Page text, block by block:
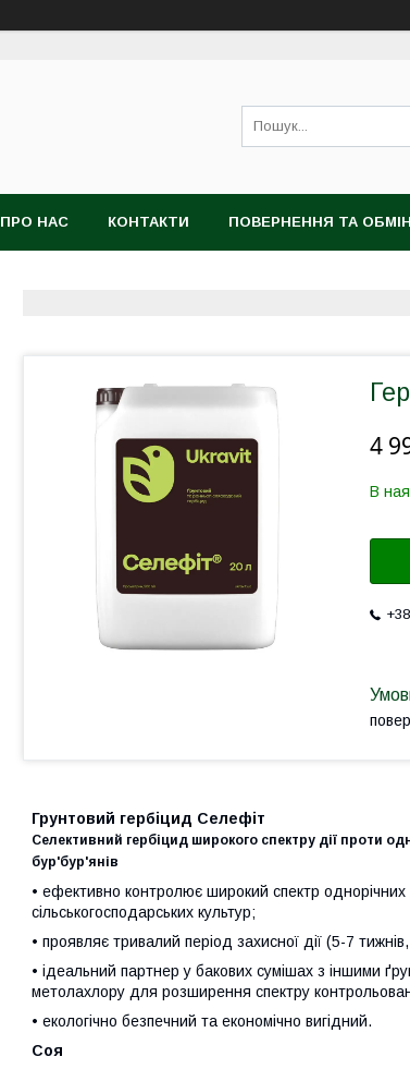
ПРО НАС КОНТАКТИ ПОВЕРНЕННЯ ТА ОБМІН
4
В
Грунтовий гербіцид Селефіт
Селективний гербіцид широкого спектру дії проти
бур'бур'янів
• ефективно контролює широкий спектр
сільськогосподарських культур;
• проявляє тривалий період захисної дії (5-7
• ідеальний партнер у бакових сумішах з іншими
метолахлору для розширення спектру
• екологічно безпечний та економічно вигідний.
Соя